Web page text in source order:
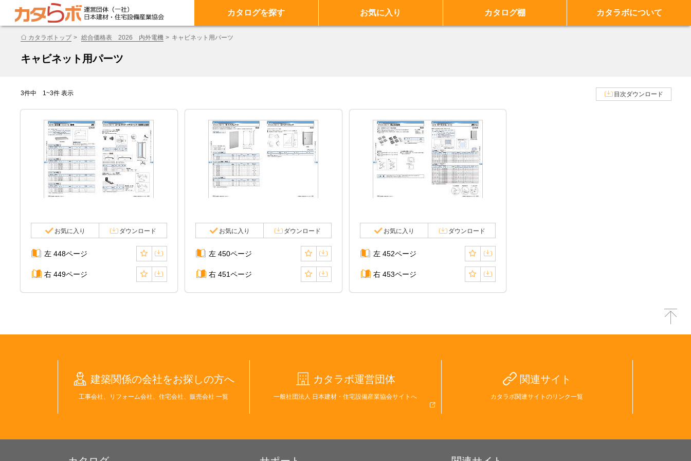
カタログを探す お気に入り カタログ棚 カタラボについて
カタラボトップ 総合価格表 2026 内外電機 キャビネット用パーツ
キャビネット用パーツ
3件中 1~3件 表示 目次ダウンロード
お気に入り ダウンロード
左 448ページ
右 449ページ
お気に入り ダウンロード
左 450ページ
右 451ページ
お気に入り ダウンロード
左 452ページ
右 453ページ
建築関係の会社をお探しの方へ
工事会社、リフォーム会社、住宅会社、販売会社 一覧
カタラボ運営団体
一般社団法人 日本建材・住宅設備産業協会サイトへ
関連サイト
カタラボ関連サイトのリンク一覧